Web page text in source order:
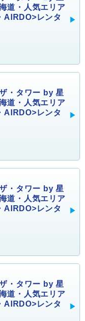
道・人気エリア
AIRDO>レンタ
・タワー by 星
道・人気エリア
AIRDO>レンタ
・タワー by 星
道・人気エリア
AIRDO>レンタ
・タワー by 星
道・人気エリア
AIRDO>レンタ